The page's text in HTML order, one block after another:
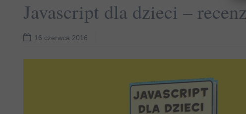
Javascript dla dzieci –
16 czerwca 2016